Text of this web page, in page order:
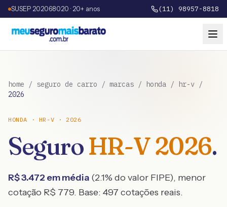
SUSEP 202068020 · 20+ anos (11) 98957-8818
home / seguro de carro / marcas / honda / hr-v /
2026
HONDA · HR-V · 2026
SeguroHR-V2026.
R$3.472 em média (2.1% do valor FIPE), menor
cotação R$ 779. Base: 497 cotações reais.